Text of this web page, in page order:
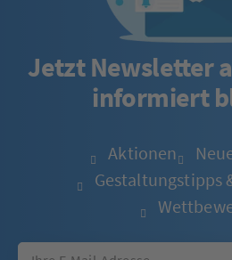
Jetzt Newsletter
informiert
Aktionen
Gestaltungstipps